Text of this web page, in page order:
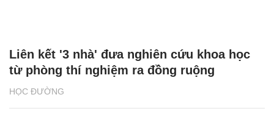
HỌC ĐƯỜNG
Liên kết '3 nhà' đưa nghiên cứu khoa học
từ phòng thí nghiệm ra đồng ruộng